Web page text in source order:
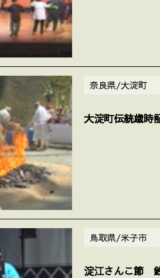
奈良県/大淀町
大淀町伝統歳時
鳥取県/米子市
淀江さんこ節